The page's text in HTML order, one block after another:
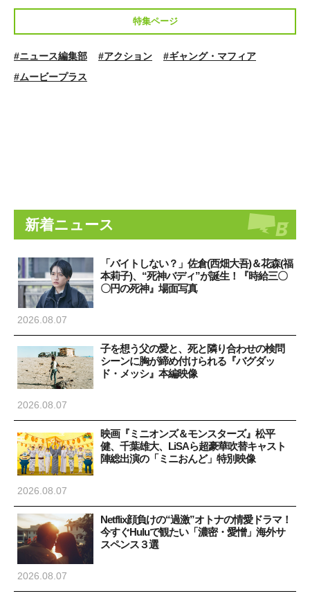
特集ページ
#ニュース編集部 #アクション
#ギャング・マフィア
#ムービープラス
新着ニュース
「バイトしない？」佐倉(西畑大吾)＆花森(福
本莉子)、“死神バディ”が誕生！『時給三〇
〇円の死神』場面写真
2026.08.07
子を想う父の愛と、死と隣り合わせの検問
シーンに胸が締め付けられる『バグダッ
ド・メッシ』本編映像
2026.08.07
映画『ミニオンズ＆モンスターズ』松平
健、千葉雄大、LiSAら超豪華吹替キャスト
陣総出演の「ミニおんど」特別映像
2026.08.07
Netflix顔負けの“過激”オトナの情愛ドラマ！
今すぐHuluで観たい「濃密・愛憎」海外サ
スペンス３選
2026.08.07